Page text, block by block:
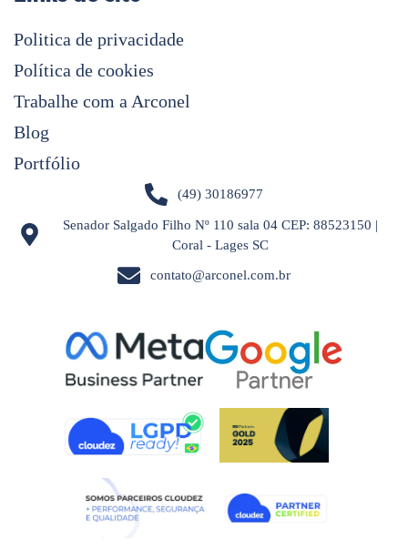
Politica de privacidade
Política de cookies
Trabalhe com a Arconel
Blog
Portfólio
(49) 30186977
Senador Salgado Filho Nº 110 sala 04 CEP: 88523150 |
Coral - Lages SC
contato@arconel.com.br